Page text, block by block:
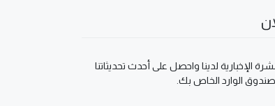
الإخبارية لدينا واحصل على أحدث تحديثاتنا
الوارد الخاص بك.